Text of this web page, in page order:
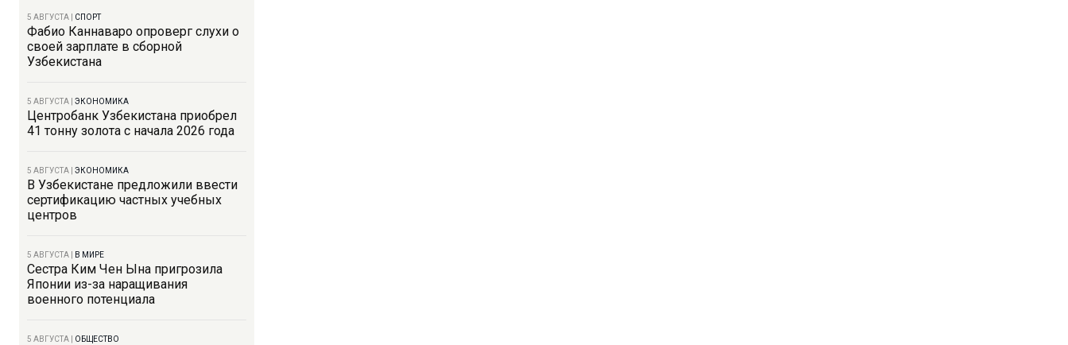
5 АВГУСТА СПОРТ
Фабио Каннаваро опроверг слухи о
своей зарплате в сборной
Узбекистана
5 АВГУСТА ЭКОНОМИКА
Центробанк Узбекистана приобрел
41 тонну золота с начала 2026 года
5 АВГУСТА ЭКОНОМИКА
В Узбекистане предложили ввести
сертификацию частных учебных
центров
5 АВГУСТА В МИРЕ
Сестра Ким Чен Ына пригрозила
Японии из-за наращивания
военного потенциала
5 АВГУСТА ОБЩЕСТВО